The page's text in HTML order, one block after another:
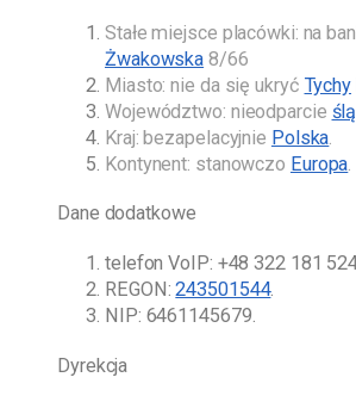
Stałe miejsce placówki: na
Żwakowska 8/66
Miasto: nie da się ukryć Tychy
Województwo: nieodparcie
Kraj: bezapelacyjnie Polska.
Kontynent: stanowczo Europa.
Dane dodatkowe
telefon VoIP: +48 322 181
REGON:243501544.
NIP: 6461145679.
Dyrekcja